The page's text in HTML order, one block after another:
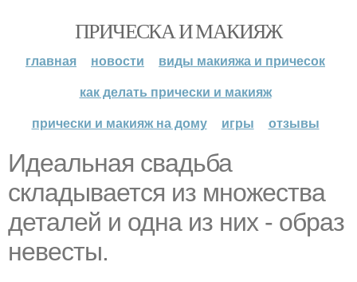
ПРИЧЕСКА И МАКИЯЖ
главная новости
виды макияжа и причесок
как делать прически и макияж
прически и макияж на дому
игры отзывы
Идеальная свадьба
складывается из множества
деталей и одна из них - образ
невесты.